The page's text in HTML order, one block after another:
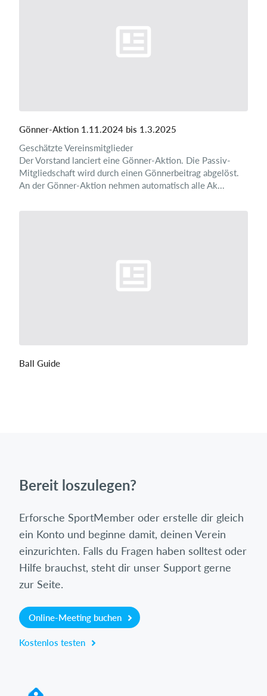
Gönner-Aktion 1.11.2024 bis 1.3.2025
Geschätzte Vereinsmitglieder
Der Vorstand lanciert eine Gönner-Aktion. Die Passiv-
Mitgliedschaft wird durch einen Gönnerbeitrag abgelöst.
An der Gönner-Aktion nehmen automatisch alle Ak...
Ball Guide
Bereit loszulegen?
Erforsche SportMember oder erstelle dir gleich
ein Konto und beginne damit, deinen Verein
einzurichten. Falls du Fragen haben solltest oder
Hilfe brauchst, steht dir unser Support gerne
zur Seite.
Online-Meeting buchen
Kostenlos testen